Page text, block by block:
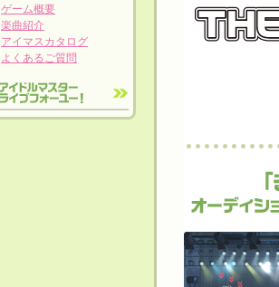
ゲーム概要
楽曲紹介
アイマスカタログ
よくあるご質問